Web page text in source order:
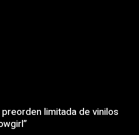
limitada de vinilos